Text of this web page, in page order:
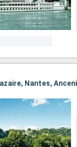
Nantes,